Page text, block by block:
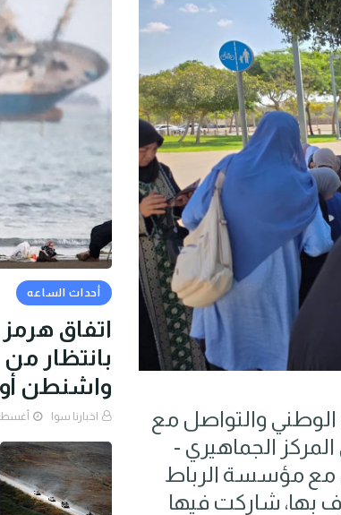
والتواصل مع
الجماهيري -
مع مؤسسة الرباط
بها، شاركت فيها
أحداث الساعه
اتفاق هرمز
بانتظار من
واشنطن
اخبارنا سوا أغسطس